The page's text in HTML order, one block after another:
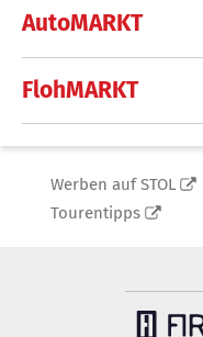
AutoMARKT
FlohMARKT
Werben auf STOL
Tourentipps